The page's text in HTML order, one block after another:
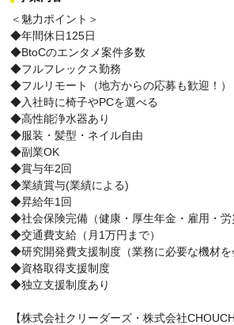
＜魅力ポイント＞
◆年間休日125日
◆BtoCのエンタメ案件多数
◆フルフレックス勤務
◆フルリモート（地方からの応募も歓迎！）
◆入社時に椅子やPCを選べる
◆高性能浄水器あり
◆服装・髪型・ネイル自由
◆副業OK
◆賞与年2回
◆業績賞与(業績による)
◆昇給年1回
◆社会保険完備（健康・厚生年金・雇用・労
◆交通費支給（月1万円まで）
◆研究開発費支援制度（業務に必要な機材を
◆資格取得支援制度
◆独立支援制度あり
【株式会社クリーダーズ・株式会社